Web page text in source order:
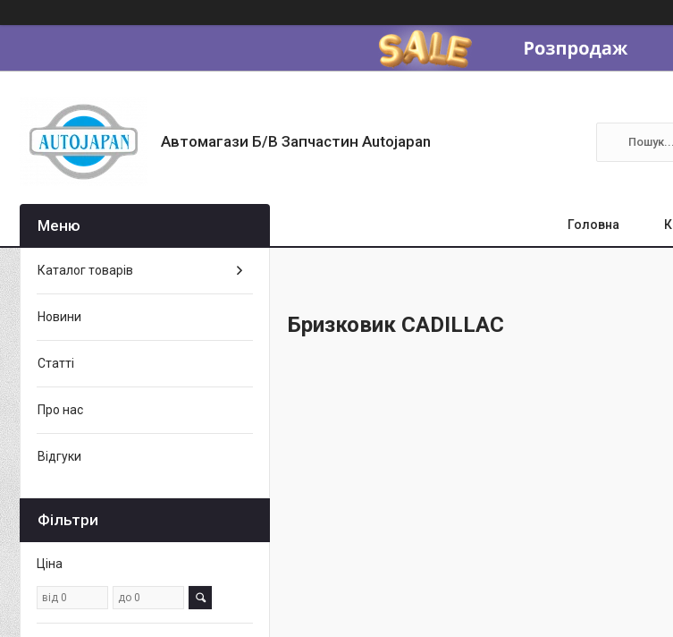
Автомагази Б/В Запчастин Autojapan
Головна
Бризковик CADILLAC
Каталог товарів
Новини
Статті
Про нас
Відгуки
Фільтри
Ціна